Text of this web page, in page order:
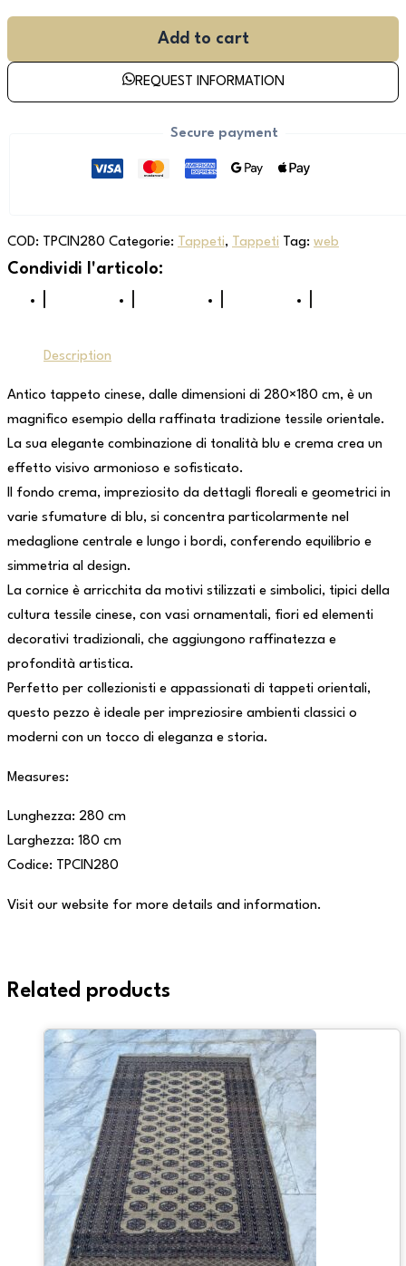
Add to cart
REQUEST INFORMATION
Secure payment
COD: TPCIN280 Categorie: Tappeti, Tappeti Tag: web
Description
Antico tappeto cinese, dalle dimensioni di 280×180 cm, è un
magnifico esempio della raffinata tradizione tessile orientale.
La sua elegante combinazione di tonalità blu e crema crea un
effetto visivo armonioso e sofisticato.
Il fondo crema, impreziosito da dettagli floreali e geometrici in
varie sfumature di blu, si concentra particolarmente nel
medaglione centrale e lungo i bordi, conferendo equilibrio e
simmetria al design.
La cornice è arricchita da motivi stilizzati e simbolici, tipici della
cultura tessile cinese, con vasi ornamentali, fiori ed elementi
decorativi tradizionali, che aggiungono raffinatezza e
profondità artistica.
Perfetto per collezionisti e appassionati di tappeti orientali,
questo pezzo è ideale per impreziosire ambienti classici o
moderni con un tocco di eleganza e storia.
Measures:
Lunghezza: 280 cm
Larghezza: 180 cm
Codice: TPCIN280
Visit our website for more details and information.
Related products